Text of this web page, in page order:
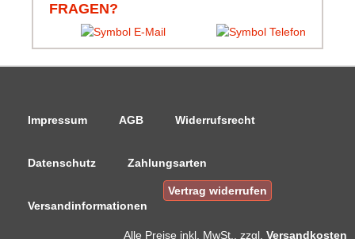
FRAGEN?
Impressum AGB Widerrufsrecht
Datenschutz Zahlungsarten
Versandinformationen
Vertrag widerrufen
Alle Preise inkl. MwSt., zzgl. Versandkosten